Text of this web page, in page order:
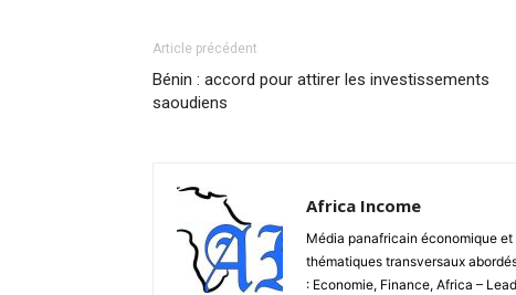
Article précédent
Bénin : accord pour attirer les investissements
saoudiens
Africa Income
Média panafricain économique
thématiques transversaux
: Economie, Finance, Africa –